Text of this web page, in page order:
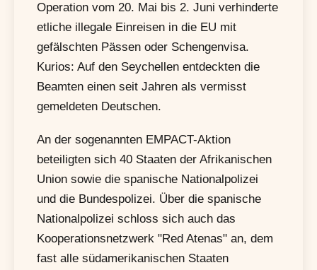
Operation vom 20. Mai bis 2. Juni verhinderte
etliche illegale Einreisen in die EU mit
gefälschten Pässen oder Schengenvisa.
Kurios: Auf den Seychellen entdeckten die
Beamten einen seit Jahren als vermisst
gemeldeten Deutschen.
An der sogenannten EMPACT-Aktion
beteiligten sich 40 Staaten der Afrikanischen
Union sowie die spanische Nationalpolizei
und die Bundespolizei. Über die spanische
Nationalpolizei schloss sich auch das
Kooperationsnetzwerk "Red Atenas" an, dem
fast alle südamerikanischen Staaten